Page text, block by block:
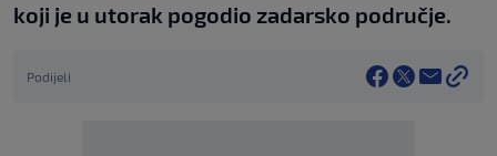
koji je u utorak pogodio zadarsko područje.
Podijeli